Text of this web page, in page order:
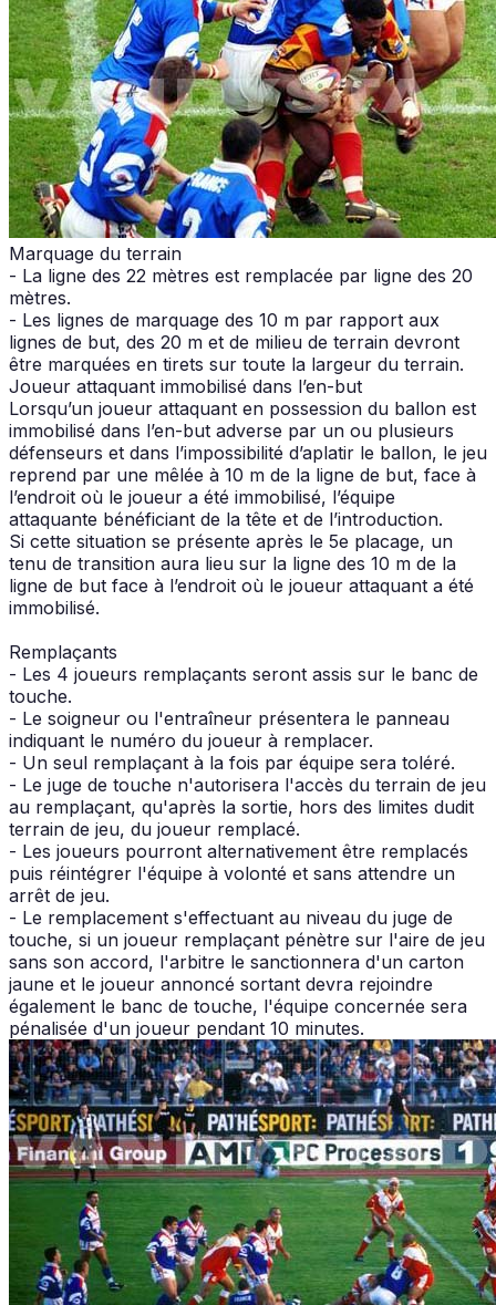
Marquage du terrain
- La ligne des 22 mètres est remplacée par ligne des 20
mètres.
- Les lignes de marquage des 10 m par rapport aux
lignes de but, des 20 m et de milieu de terrain devront
être marquées en tirets sur toute la largeur du terrain.
Joueur attaquant immobilisé dans l’en-but
Lorsqu’un joueur attaquant en possession du ballon est
immobilisé dans l’en-but adverse par un ou plusieurs
défenseurs et dans l’impossibilité d’aplatir le ballon, le jeu
reprend par une mêlée à 10 m de la ligne de but, face à
l’endroit où le joueur a été immobilisé, l’équipe
attaquante bénéficiant de la tête et de l’introduction.
Si cette situation se présente après le 5e placage, un
tenu de transition aura lieu sur la ligne des 10 m de la
ligne de but face à l’endroit où le joueur attaquant a été
immobilisé.
Remplaçants
- Les 4 joueurs remplaçants seront assis sur le banc de
touche.
- Le soigneur ou l'entraîneur présentera le panneau
indiquant le numéro du joueur à remplacer.
- Un seul remplaçant à la fois par équipe sera toléré.
- Le juge de touche n'autorisera l'accès du terrain de jeu
au remplaçant, qu'après la sortie, hors des limites dudit
terrain de jeu, du joueur remplacé.
- Les joueurs pourront alternativement être remplacés
puis réintégrer l'équipe à volonté et sans attendre un
arrêt de jeu.
- Le remplacement s'effectuant au niveau du juge de
touche, si un joueur remplaçant pénètre sur l'aire de jeu
sans son accord, l'arbitre le sanctionnera d'un carton
jaune et le joueur annoncé sortant devra rejoindre
également le banc de touche, l'équipe concernée sera
pénalisée d'un joueur pendant 10 minutes.